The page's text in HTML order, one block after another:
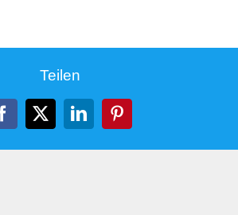
Teilen
Facebook
X LinkedInPinterest